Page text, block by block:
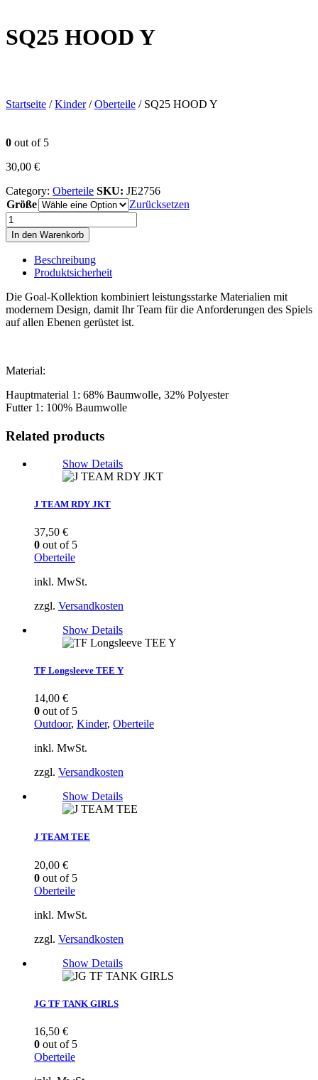
SQ25 HOOD Y
Startseite /Kinder/Oberteile / SQ25 HOOD Y
0 out of 5
30,00 €
Category: Oberteile SKU: JE2756
Größe
Zurücksetzen
SQ25
HOOD
Y
Menge
In den Warenkorb
Beschreibung
Produktsicherheit
Die Goal-Kollektion kombiniert leistungsstarke Materialien mit
modernem Design, damit Ihr Team für die Anforderungen des Spiels
auf allen Ebenen gerüstet ist.
Material:
Hauptmaterial 1: 68% Baumwolle, 32% Polyester
Futter 1: 100% Baumwolle
Related products
Show Details
J TEAM RDY JKT
37,50 €
0 out of 5
Oberteile
inkl. MwSt.
zzgl. Versandkosten
Show Details
TF Longsleeve TEE Y
14,00 €
0 out of 5
Outdoor, Kinder, Oberteile
inkl. MwSt.
zzgl. Versandkosten
Show Details
J TEAM TEE
20,00 €
0 out of 5
Oberteile
inkl. MwSt.
zzgl. Versandkosten
Show Details
JG TF TANK GIRLS
16,50 €
0 out of 5
Oberteile